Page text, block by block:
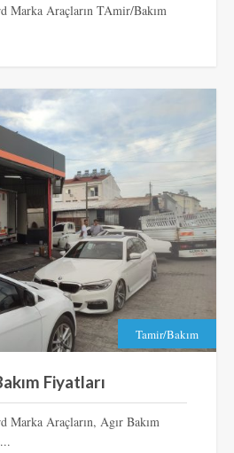
Marka Araçların TAmir/Bakım
Tamir/Bakım
Fiyatları
Marka Araçların, Agır Bakım